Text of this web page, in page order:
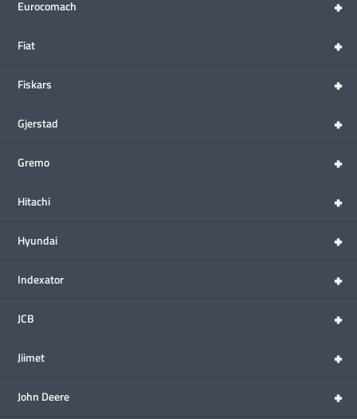
+
Eurocomach
+
Fiat
+
Fiskars
+
Gjerstad
+
Gremo
+
Hitachi
+
Hyundai
+
Indexator
+
JCB
+
Jiimet
+
John Deere